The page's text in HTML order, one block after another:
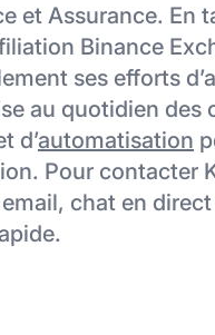
et Assurance. En
Binance
ses efforts
au quotidien des
d’automatisation
Pour contacter
chat en